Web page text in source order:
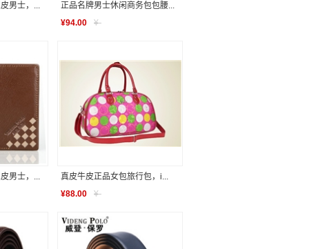
男士，...
正品名牌男士休闲商务包包腰...
¥94.00 ¥-
男士，...
真皮牛皮正品女包旅行包，i...
¥88.00 ¥-